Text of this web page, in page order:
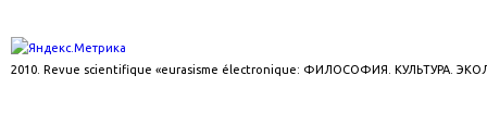
2010. Revue scientifique «eurasisme électronique: ФИЛОСОФИЯ. КУЛЬТУРА.